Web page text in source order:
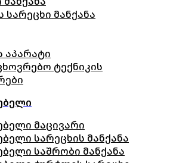
სარეცხი მანქანა
აპარატი
ტექნიკის
მაცივარი
სარეცხის მანქანა
საშრობი მანქანა